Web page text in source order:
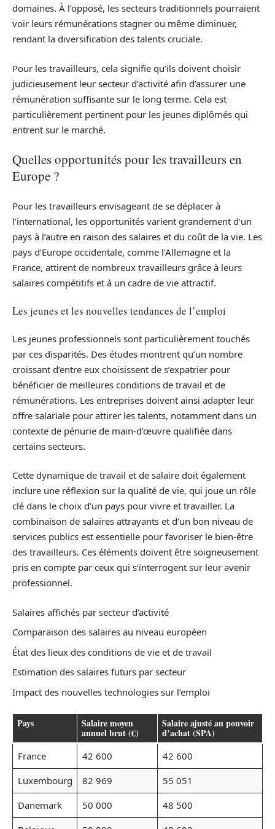
domaines. À l’opposé, les secteurs traditionnels pourraient
voir leurs rémunérations stagner ou même diminuer,
rendant la diversification des talents cruciale.
Pour les travailleurs, cela signifie qu’ils doivent choisir
judicieusement leur secteur d’activité afin d’assurer une
rémunération suffisante sur le long terme. Cela est
particulièrement pertinent pour les jeunes diplômés qui
entrent sur le marché.
Quelles opportunités pour les travailleurs en
Europe ?
Pour les travailleurs envisageant de se déplacer à
l’international, les opportunités varient grandement d’un
pays à l’autre en raison des salaires et du coût de la vie. Les
pays d’Europe occidentale, comme l’Allemagne et la
France, attirent de nombreux travailleurs grâce à leurs
salaires compétitifs et à un cadre de vie attractif.
Les jeunes et les nouvelles tendances de l’emploi
Les jeunes professionnels sont particulièrement touchés
par ces disparités. Des études montrent qu’un nombre
croissant d’entre eux choisissent de s’expatrier pour
bénéficier de meilleures conditions de travail et de
rémunérations. Les entreprises doivent ainsi adapter leur
offre salariale pour attirer les talents, notamment dans un
contexte de pénurie de main-d’œuvre qualifiée dans
certains secteurs.
Cette dynamique de travail et de salaire doit également
inclure une réflexion sur la qualité de vie, qui joue un rôle
clé dans le choix d’un pays pour vivre et travailler. La
combinaison de salaires attrayants et d’un bon niveau de
services publics est essentielle pour favoriser le bien-être
des travailleurs. Ces éléments doivent être soigneusement
pris en compte par ceux qui s’interrogent sur leur avenir
professionnel.
Salaires affichés par secteur d’activité
Comparaison des salaires au niveau européen
État des lieux des conditions de vie et de travail
Estimation des salaires futurs par secteur
Impact des nouvelles technologies sur l’emploi
Pays Salaire moyen
annuel brut (€)
Salaire ajusté au pouvoir
d’achat (SPA)
France 42 600
42 600
Luxembourg
82 969
55 051
Danemark
50 000
48 500